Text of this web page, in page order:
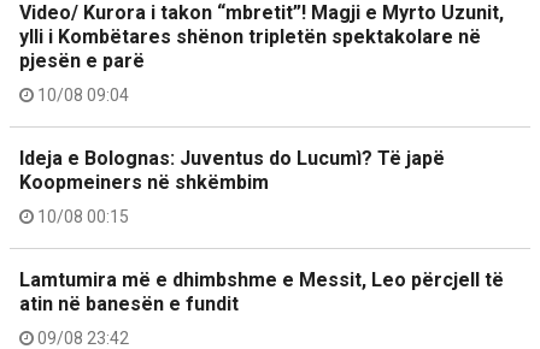
Video/ Kurora i takon “mbretit”! Magji e Myrto Uzunit,
ylli i Kombëtares shënon tripletën spektakolare në
pjesën e parë
10/08 09:04
Ideja e Bolognas: Juventus do Lucumì? Të japë
Koopmeiners në shkëmbim
10/08 00:15
Lamtumira më e dhimbshme e Messit, Leo përcjell të
atin në banesën e fundit
09/08 23:42